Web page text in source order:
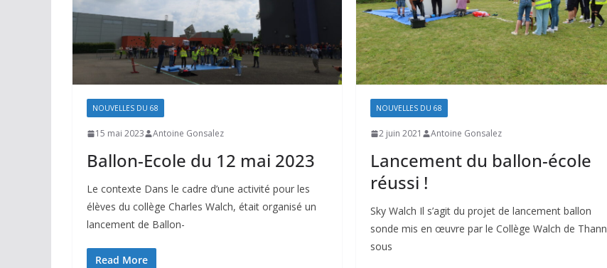
NOUVELLES DU 68
15 mai 2023 Antoine Gonsalez
Ballon-Ecole du 12 mai 2023
Le contexte Dans le cadre d’une activité pour les
élèves du collège Charles Walch, était organisé un
lancement de Ballon-
Read More
NOUVELLES DU 68
2 juin 2021 Antoine Gonsalez
Lancement du ballon-école
réussi !
Sky Walch Il s’agit du projet de lancement ballon
sonde mis en œuvre par le Collège Walch de Thann
sous